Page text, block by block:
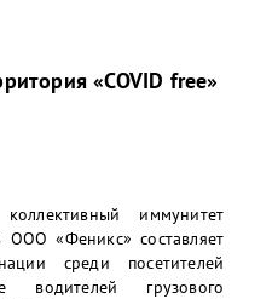
«COVID free»
иммунитет
ООО «Феникс» составляет
среди посетителей
грузового